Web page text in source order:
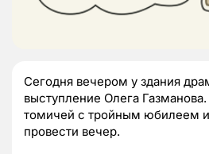
Сегодня вечером у здания
выступление Олега
томичей с тройным юбилеем
провести вечер.